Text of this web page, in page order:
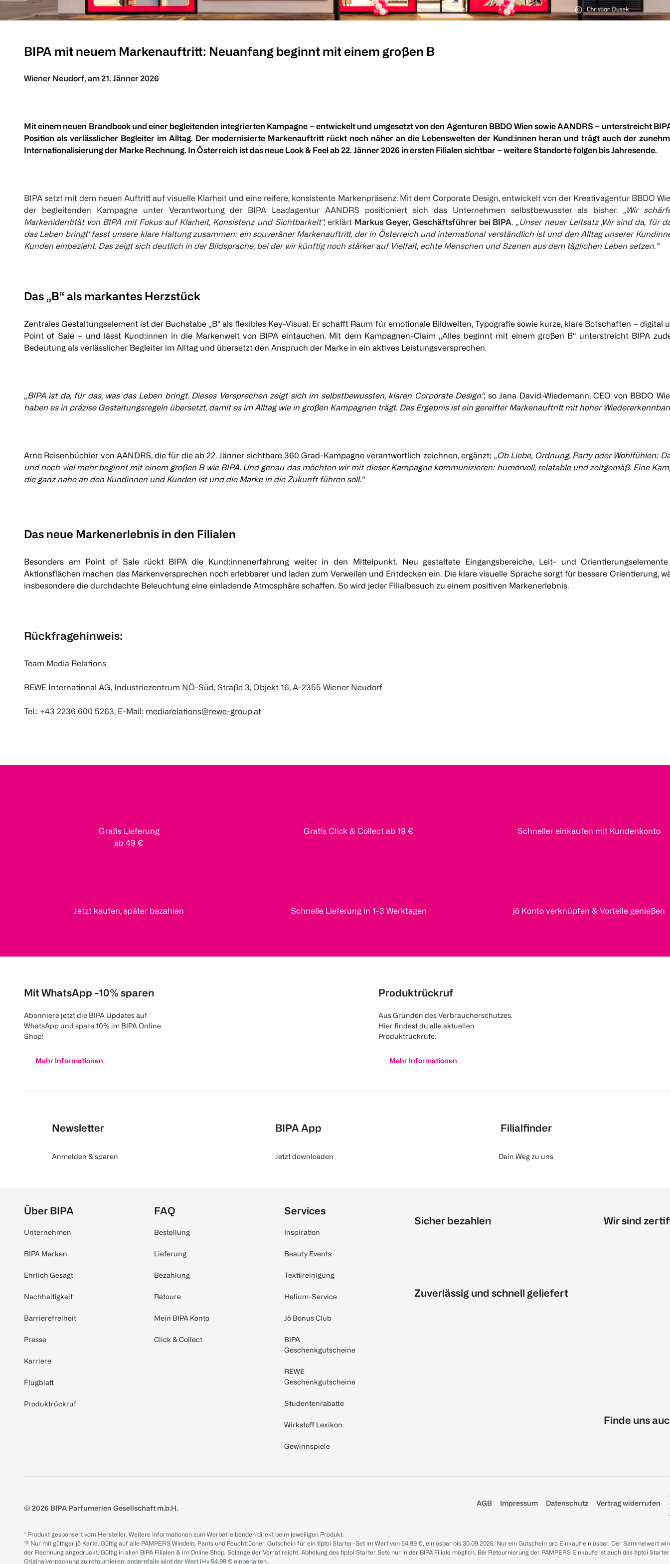
BIPA mit neuem Markenauftritt: Neuanfang beginnt mit einem großen B
Wiener Neudorf, am 21. Jänner 2026
Mit einem neuen Brandbook und einer begleitenden integrierten Kampagne – entwickelt und umgesetzt von den Agenturen BBDO Wien sowie AANDRS – unterstreicht
Position als verlässlicher Begleiter im Alltag. Der modernisierte Markenauftritt rückt noch näher an die Lebenswelten der Kund:innen heran und trägt auch der
Internationalisierung der Marke Rechnung. In Österreich ist das neue Look & Feel ab 22. Jänner 2026 in ersten Filialen sichtbar – weitere Standorte folgen bis Jahresende.
BIPA setzt mit dem neuen Auftritt auf visuelle Klarheit und eine reifere, konsistente Markenpräsenz. Mit dem Corporate Design, entwickelt von der Kreativagentur BBDO
der begleitenden Kampagne unter Verantwortung der BIPA Leadagentur AANDRS positioniert sich das Unternehmen selbstbewusster als bisher. „Wir
Markenidentität von BIPA mit Fokus auf Klarheit, Konsistenz und Sichtbarkeit“,erklärt Markus Geyer, Geschäftsführer bei BIPA. „Unser neuer Leitsatz ‚Wir sind da, für
das Leben bringt‘ fasst unsere klare Haltung zusammen: ein souveräner Markenauftritt, der in Österreich und international verständlich ist und den Alltag unserer
Kunden einbezieht. Das zeigt sich deutlich in der Bildsprache, bei der wir künftig noch stärker auf Vielfalt, echte Menschen und Szenen aus dem täglichen Leben setzen.”
Das „B“ als markantes Herzstück
Zentrales Gestaltungselement ist der Buchstabe „B“ als flexibles Key-Visual. Er schafft Raum für emotionale Bildwelten, Typografie sowie kurze, klare Botschaften – digital
Point of Sale – und lässt Kund:innen in die Markenwelt von BIPA eintauchen. Mit dem Kampagnen-Claim „Alles beginnt mit einem großen B“ unterstreicht BIPA
Bedeutung als verlässlicher Begleiter im Alltag und übersetzt den Anspruch der Marke in ein aktives Leistungsversprechen.
„BIPA ist da, für das, was das Leben bringt. Dieses Versprechen zeigt sich im selbstbewussten, klaren Corporate Design“,so Jana David-Wiedemann, CEO von BBDO
haben es in präzise Gestaltungsregeln übersetzt, damit es im Alltag wie in großen Kampagnen trägt. Das Ergebnis ist ein gereifter Markenauftritt mit hoher
Arno Reisenbüchler von AANDRS, die für die ab 22. Jänner sichtbare 360 Grad-Kampagne verantwortlich zeichnen, ergänzt: „Ob Liebe, Ordnung, Party oder Wohlfühlen:
und noch viel mehr beginnt mit einem großen B wie BIPA. Und genau das möchten wir mit dieser Kampagne kommunizieren: humorvoll, relatable und zeitgemäß. Eine
die ganz nahe an den Kundinnen und Kunden ist und die Marke in die Zukunft führen soll.“
Das neue Markenerlebnis in den Filialen
Besonders am Point of Sale rückt BIPA die Kund:innenerfahrung weiter in den Mittelpunkt. Neu gestaltete Eingangsbereiche, Leit- und Orientierungselemente
Aktionsflächen machen das Markenversprechen noch erlebbarer und laden zum Verweilen und Entdecken ein. Die klare visuelle Sprache sorgt für bessere Orientierung,
insbesondere die durchdachte Beleuchtung eine einladende Atmosphäre schaffen. So wird jeder Filialbesuch zu einem positiven Markenerlebnis.
Rückfragehinweis:
Team Media Relations
REWE International AG, Industriezentrum NÖ-Süd, Straße 3, Objekt 16, A-2355 Wiener Neudorf
Tel.: +43 2236 600 5263, E-Mail: mediarelations@rewe-group.at
Gratis Lieferung
ab 49 €
Gratis Click & Collect ab 19 € Schneller einkaufen mit Kundenkonto
Jetzt kaufen, später bezahlen Schnelle Lieferung in 1-3 Werktagen jö Konto verknüpfen & Vorteile genießen
Mit WhatsApp -10% sparen
Abonniere jetzt die BIPA Updates auf
WhatsApp und spare 10% im BIPA Online
Shop!
Mehr Informationen
Produktrückruf
Aus Gründen des Verbraucherschutzes.
Hier findest du alle aktuellen
Produktrückrufe.
Mehr Informationen
Newsletter
Anmelden & sparen
BIPA App
Jetzt downloaden
Filialfinder
Dein Weg zu uns
Über BIPA
Unternehmen
BIPA Marken
Ehrlich Gesagt
Nachhaltigkeit
Barrierefreiheit
Presse
Karriere
Flugblatt
Produktrückruf
FAQ
Bestellung
Lieferung
Bezahlung
Retoure
Mein BIPA Konto
Click & Collect
Services
Inspiration
Beauty Events
Textilreinigung
Helium-Service
Jö Bonus Club
BIPA
Geschenkgutscheine
REWE
Geschenkgutscheine
Studentenrabatte
Wirkstoff Lexikon
Gewinnspiele
Sicher bezahlen
Zuverlässig und schnell geliefert
Wir sind
Finde uns
© 2026 BIPA Parfumerien Gesellschaft m.b.H.
AGB Impressum Datenschutz Vertrag widerrufen
* Produkt gesponsert vom Hersteller. Weitere Informationen zum Werbetreibenden direkt beim jeweiligen Produkt.
*³ Nur mit gültiger jö Karte. Gültig auf alle PAMPERS Windeln, Pants und Feuchttücher. Gutschein für ein tiptoi Starter-Set im Wert von 54.99 €, einlösbar bis 30.09.2026. Nur ein Gutschein pro Einkauf einlösbar. Der Sammelwert
der Rechnung angedruckt. Gültig in allen BIPA Filialen & im Online Shop. Solange der Vorrat reicht. Abholung des tiptoi Starter Sets nur in der BIPA Filiale möglich. Bei Retournierung der PAMPERS Einkäufe ist auch das tiptoi
Originalverpackung zu retournieren, andernfalls wird der Wert iHv 54.99 € einbehalten.